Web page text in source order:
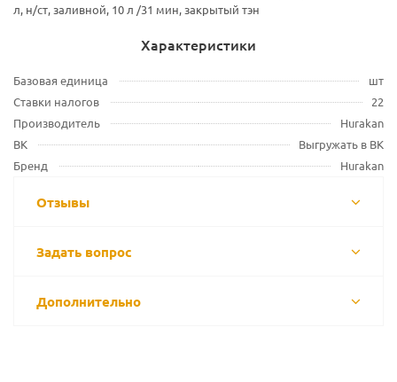
л, н/ст, заливной, 10 л /31 мин, закрытый тэн
Характеристики
Базовая единица
шт
Ставки налогов
22
Производитель
Hurakan
ВК
Выгружать в ВК
Бренд
Hurakan
Отзывы
Задать вопрос
Дополнительно